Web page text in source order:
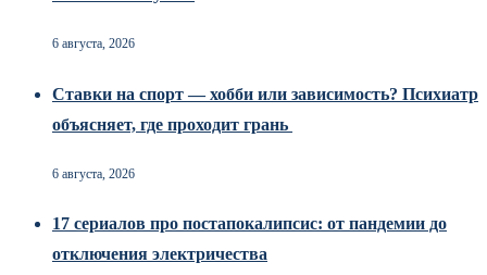
6 августа, 2026
Ставки на спорт — хобби или зависимость? Психиатр
объясняет, где проходит грань
6 августа, 2026
17 сериалов про постапокалипсис: от пандемии до
отключения электричества